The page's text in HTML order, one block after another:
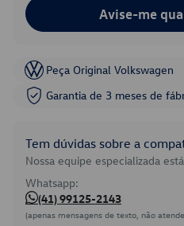
Avise-me
Peça Original Volkswagen
Garantia de 3 meses de
Tem dúvidas sobre a
Nossa equipe especializada
Whatsapp:
(41) 99125-2143
(apenas mensagens de texto, não